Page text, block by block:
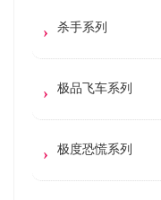
杀手系列
极品飞车系列
极度恐慌系列